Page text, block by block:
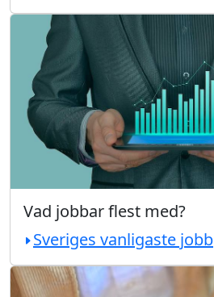
Vad jobbar flest med?
Sveriges vanligaste jobb